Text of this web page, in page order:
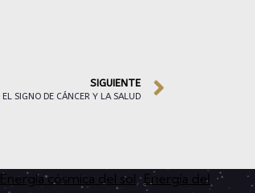
SIGUIENTE
EL SIGNO DE CÁNCER Y LA SALUD
Energía cósmica del sol, Energía del